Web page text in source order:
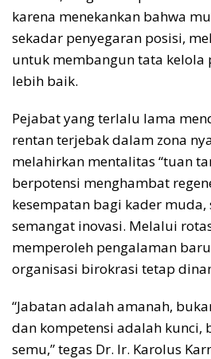
karena menekankan bahwa
sekadar penyegaran posisi,
untuk membangun tata kelola
lebih baik.
Pejabat yang terlalu lama
rentan terjebak dalam zona
melahirkan mentalitas “tuan
berpotensi menghambat
kesempatan bagi kader
semangat inovasi. Melalui
memperoleh pengalaman
organisasi birokrasi tetap
“Jabatan adalah amanah,
dan kompetensi adalah kunci,
semu,” tegas Dr. Ir. Karolus